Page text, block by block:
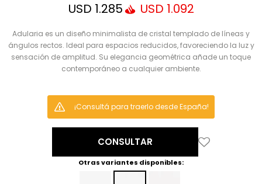
USD 1.285 USD 1.092
Adularia es un diseño minimalista de cristal templado de líneas y
ángulos rectos. Ideal para espacios reducidos, favoreciendo la luz y
sensación de amplitud. Su elegancia geométrica añade un toque
contemporáneo a cualquier ambiente.
¡Consultá para traerlo desde España!
CONSULTAR
Otras variantes disponibles:
ENVIAR